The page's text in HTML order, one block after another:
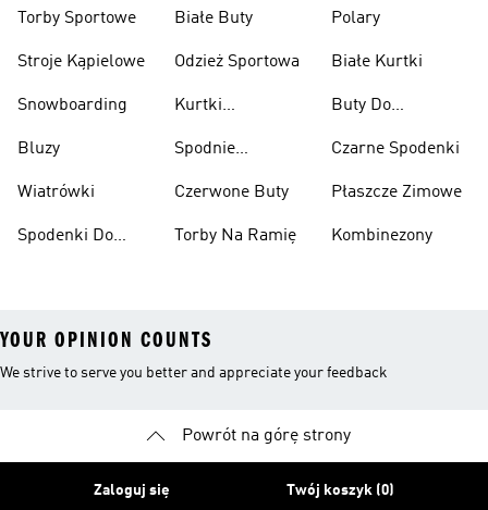
Torby Sportowe
Stroje Kąpielowe
Snowboarding
Bluzy
Wiatrówki
Spodenki Do
Białe Buty
Odzież Sportowa
Kurtki
Spodnie
Czerwone Buty
Torby Na Ramię
Polary
Białe Kurtki
Buty Do
Czarne Spodenki
Płaszcze Zimowe
Kombinezony
YOUR OPINION COUNTS
We strive to serve you better and appreciate your feedback
Powrót na górę strony
Zaloguj się Twój koszyk (0)